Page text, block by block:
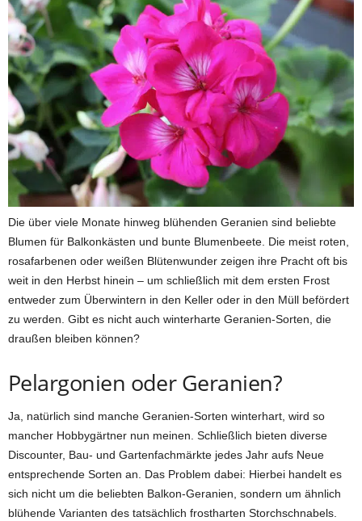
Die über viele Monate hinweg blühenden Geranien sind beliebte
Blumen für Balkonkästen und bunte Blumenbeete. Die meist roten,
rosafarbenen oder weißen Blütenwunder zeigen ihre Pracht oft bis
weit in den Herbst hinein – um schließlich mit dem ersten Frost
entweder zum Überwintern in den Keller oder in den Müll befördert
zu werden. Gibt es nicht auch winterharte Geranien-Sorten, die
draußen bleiben können?
Pelargonien oder Geranien?
Ja, natürlich sind manche Geranien-Sorten winterhart, wird so
mancher Hobbygärtner nun meinen. Schließlich bieten diverse
Discounter, Bau- und Gartenfachmärkte jedes Jahr aufs Neue
entsprechende Sorten an. Das Problem dabei: Hierbei handelt es
sich nicht um die beliebten Balkon-Geranien, sondern um ähnlich
blühende Varianten des tatsächlich frostharten Storchschnabels.